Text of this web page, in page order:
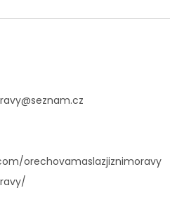
@seznam.cz
orechovamaslazjiznimoravy